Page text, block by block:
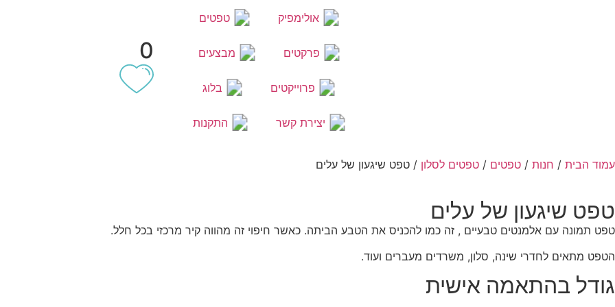
אולימפיק טפטים
פרקטים מבצעים
פרוייקטים בלוג
יצירת קשר התקנות
0
עמוד הבית / חנות / טפטים / טפטים לסלון / טפט שיגעון של עלים
טפט שיגעון של עלים
טפט תמונה עם אלמנטים טבעיים , זה כמו להכניס את הטבע הביתה. כאשר חיפוי זה מהווה קיר מרכזי בכל חלל.
הטפט מתאים לחדרי שינה, סלון, משרדים מעברים ועוד.
גודל בהתאמה אישית